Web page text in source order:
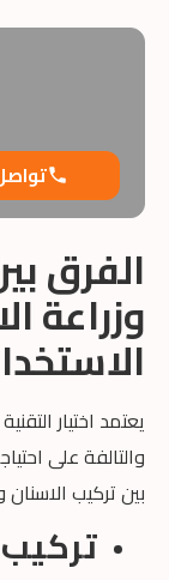
الفرق
وزراعة
يعتمد اختيار
والتالفة على
بين تركيب